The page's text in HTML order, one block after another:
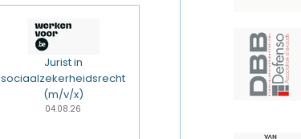
Jurist in
sociaalzekerheidsrecht
(m/v/x)
04.08.26